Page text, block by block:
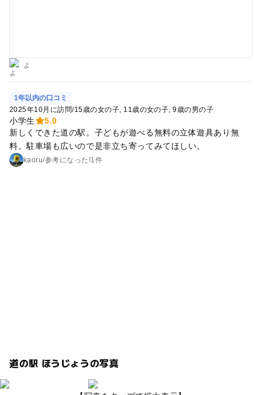
よ
1年以内の口コミ
2025年10月に訪問/15歳の女の子 11歳の女の子 9歳の男の子
小学生
5.0
新しくできた道の駅。子どもが遊べる無料の立体遊具あり無
料。駐車場も広いので是非立ち寄ってみてほしい。
kaoru/参考になった!1件
道の駅 ほうじょうの写真